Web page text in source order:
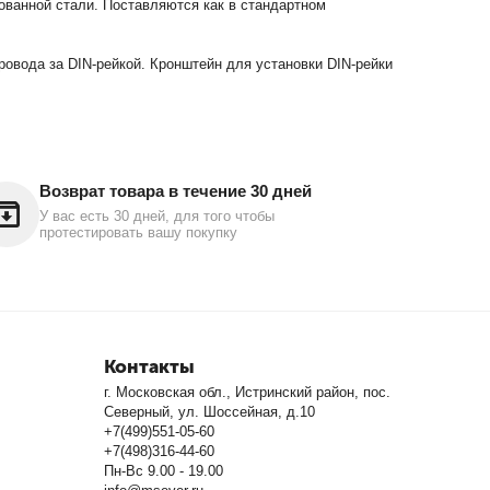
стали. Поставляются как в стандартном
за DIN-рейкой. Кронштейн для установки DIN-рейки
Возврат товара в течение 30 дней
У вас есть 30 дней, для того чтобы
протестировать вашу покупку
Контакты
г. Московская обл., Истринский район, пос.
Северный, ул. Шоссейная, д.10
+7(499)551-05-60
+7(498)316-44-60
Пн-Вс 9.00 - 19.00